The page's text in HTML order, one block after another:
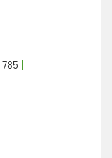
785